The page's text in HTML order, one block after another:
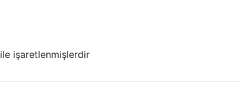
ile işaretlenmişlerdir